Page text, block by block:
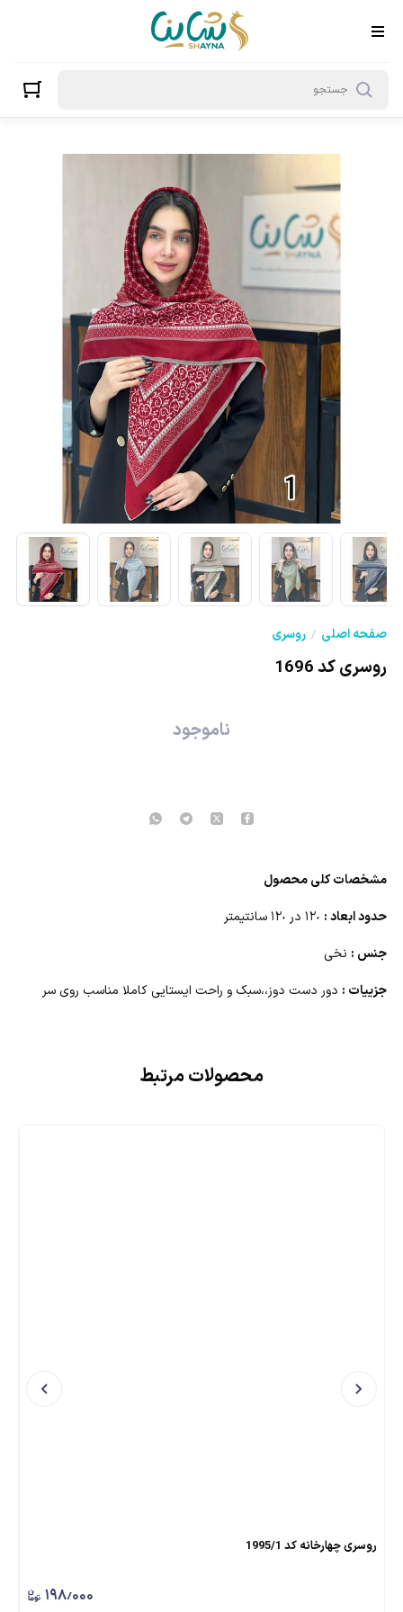
صفحه اصلی روسری
روسری کد 1696
ناموجود
مشخصات کلی محصول
حدود ابعاد :
جنس : نخی
جزییات : دور دست دوز،،سبک و راحت ایستایی کاملا مناسب روی سر
محصولات مرتبط
روسری چهارخانه کد 1995/1
۱۹۸٫۰۰۰